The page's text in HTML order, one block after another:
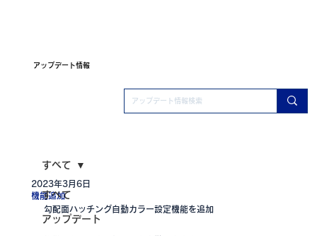
アップデート情報
すべて
アップデート
すべて
機能追加
2023年3月6日
勾配面ハッチング自動カラー設定機能を追加